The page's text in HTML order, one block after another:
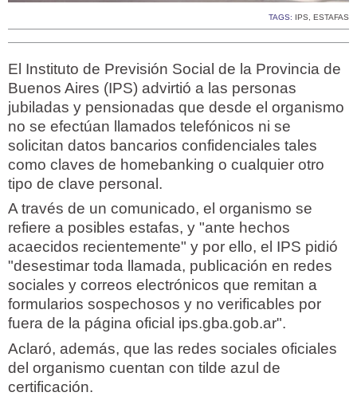
TAGS: IPS, ESTAFAS
El Instituto de Previsión Social de la Provincia de
Buenos Aires (IPS) advirtió a las personas
jubiladas y pensionadas que desde el organismo
no se efectúan llamados telefónicos ni se
solicitan datos bancarios confidenciales tales
como claves de homebanking o cualquier otro
tipo de clave personal.
A través de un comunicado, el organismo se
refiere a posibles estafas, y "ante hechos
acaecidos recientemente" y por ello, el IPS pidió
"desestimar toda llamada, publicación en redes
sociales y correos electrónicos que remitan a
formularios sospechosos y no verificables por
fuera de la página oficial ips.gba.gob.ar".
Aclaró, además, que las redes sociales oficiales
del organismo cuentan con tilde azul de
certificación.